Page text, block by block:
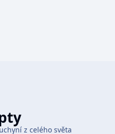
z celého světa